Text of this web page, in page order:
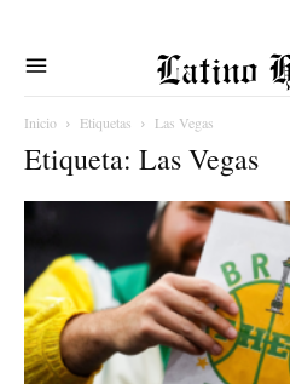
Latino
Inicio Etiquetas Las Vegas
Etiqueta: Las Vegas